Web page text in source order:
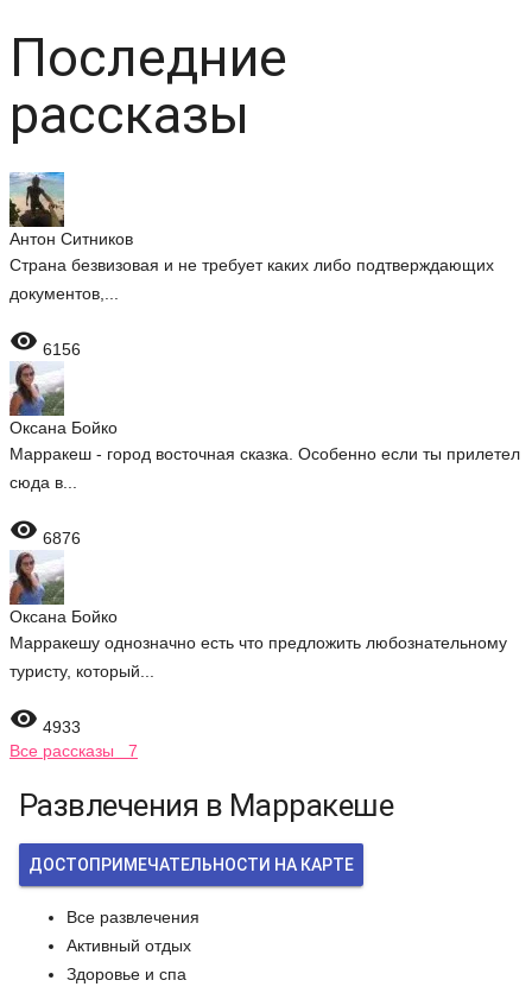
Последние
рассказы
Антон Ситников
Страна безвизовая и не требует каких либо подтверждающих
документов,...
 6156
Оксана Бойко
Марракеш - город восточная сказка. Особенно если ты прилетел
сюда в...
 6876
Оксана Бойко
Марракешу однозначно есть что предложить любознательному
туристу, который...
 4933
Все рассказы 7
Развлечения в Марракеше
ДОСТОПРИМЕЧАТЕЛЬНОСТИ НА КАРТЕ
Все развлечения
Активный отдых
Здоровье и спа